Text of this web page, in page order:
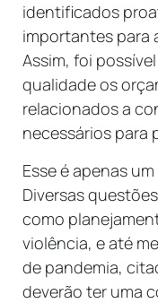
identificados
importantes para
Assim, foi
qualidade os
relacionados a
necessários para
Esse é apenas
Diversas
como
violência, e até
de pandemia,
deverão ter uma